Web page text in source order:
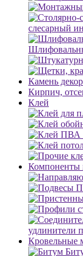
слесарный
Камень
Кирпич,
Клей
Компоненты
удлинители
Кровельные